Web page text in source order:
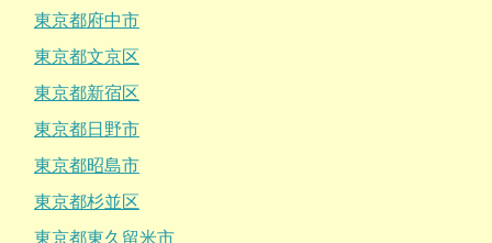
東京都府中市
東京都文京区
東京都新宿区
東京都日野市
東京都昭島市
東京都杉並区
東京都東久留米市